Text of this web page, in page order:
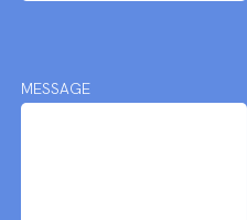
MESSAGE